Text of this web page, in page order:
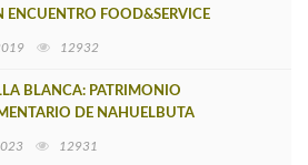
ENCUENTRO FOOD&SERVICE
12932
BLANCA: PATRIMONIO
DE NAHUELBUTA
12931